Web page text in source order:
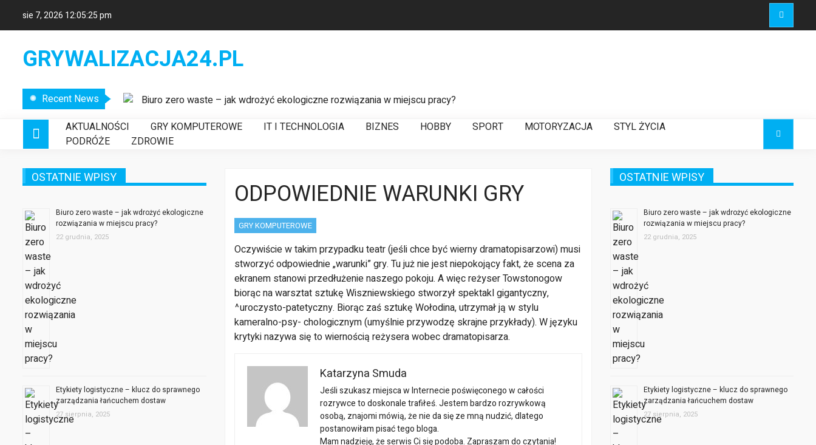
sie 7, 2026 12:05:25 pm
GRYWALIZACJA24.PL
Recent News
Biuro zero waste – jak wdrożyć ekologiczne rozwiązania w miejscu pracy?
Nowoczesne systemy wykrywania usterek w liniach energetycznych
AKTUALNOŚCI GRY KOMPUTEROWE IT I TECHNOLOGIA BIZNES HOBBY SPORT MOTORYZACJA
STYL ŻYCIA
PODRÓŻE
ZDROWIE
ODPOWIEDNIE WARUNKI GRY
GRY KOMPUTEROWE
Oczywiście w takim przypadku teatr (jeśli chce być wierny dramatopisarzowi) musi
stworzyć odpowiednie „warunki” gry. Tu już nie jest niepokojący fakt, że scena za
ekranem sta­nowi przedłużenie naszego pokoju. A więc reżyser Towstonogow
biorąc na war­sztat sztukę Wiszniewskiego stworzył spektakl gi­gantyczny,
^uroczysto-patetyczny. Biorąc zaś sztu­kę Wołodina, utrzymał ją w stylu
kameralno-psy- chologicznym (umyślnie przywodzę skrajne przy­kłady). W języku
krytyki nazywa się to wierno­ścią reżysera wobec dramatopisarza.
Katarzyna Smuda
Jeśli szukasz miejsca w Internecie poświęconego w całości
rozrywce to doskonale trafiłeś. Jestem bardzo rozrywkową
osobą, znajomi mówią, że nie da się ze mną nudzić, dlatego
postanowiłam pisać tego bloga.
Mam nadzieję, że serwis Ci się podoba. Zapraszam do czytania!
OSTATNIE WPISY
Biuro zero waste – jak wdrożyć ekologiczne
rozwiązania w miejscu pracy?
22 grudnia, 2025
Etykiety logistyczne – klucz do sprawnego
zarządzania łańcuchem dostaw
27 sierpnia, 2025
OSTATNIE WPISY
Biuro zero waste – jak wdrożyć ekologiczne
rozwiązania w miejscu pracy?
22 grudnia, 2025
Etykiety logistyczne – klucz do sprawnego
zarządzania łańcuchem dostaw
27 sierpnia, 2025